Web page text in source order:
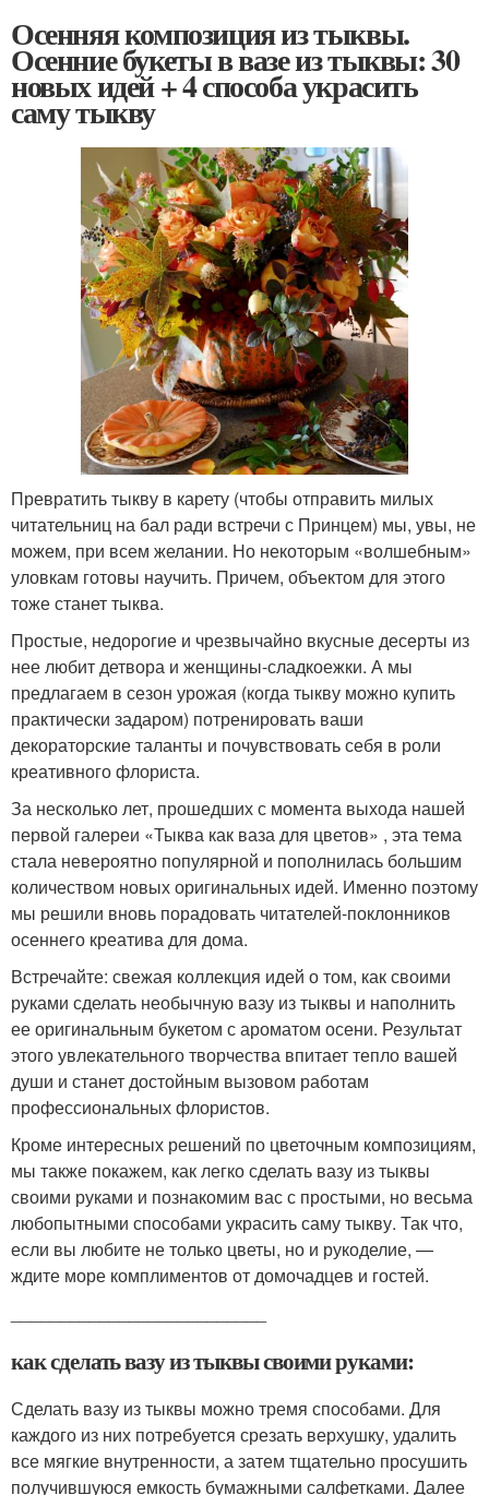
Осенняя композиция из тыквы.
Осенние букеты в вазе из тыквы: 30
новых идей + 4 способа украсить
саму тыкву
Превратить тыкву в карету (чтобы отправить милых
читательниц на бал ради встречи с Принцем) мы, увы, не
можем, при всем желании. Но некоторым «волшебным»
уловкам готовы научить. Причем, объектом для этого
тоже станет тыква.
Простые, недорогие и чрезвычайно вкусные десерты из
нее любит детвора и женщины-сладкоежки. А мы
предлагаем в сезон урожая (когда тыкву можно купить
практически задаром) потренировать ваши
декораторские таланты и почувствовать себя в роли
креативного флориста.
За несколько лет, прошедших с момента выхода нашей
первой галереи «Тыква как ваза для цветов» , эта тема
стала невероятно популярной и пополнилась большим
количеством новых оригинальных идей. Именно поэтому
мы решили вновь порадовать читателей-поклонников
осеннего креатива для дома.
Встречайте: свежая коллекция идей о том, как своими
руками сделать необычную вазу из тыквы и наполнить
ее оригинальным букетом с ароматом осени. Результат
этого увлекательного творчества впитает тепло вашей
души и станет достойным вызовом работам
профессиональных флористов.
Кроме интересных решений по цветочным композициям,
мы также покажем, как легко сделать вазу из тыквы
своими руками и познакомим вас с простыми, но весьма
любопытными способами украсить саму тыкву. Так что,
если вы любите не только цветы, но и рукоделие, —
ждите море комплиментов от домочадцев и гостей.
как сделать вазу из тыквы своими руками:
Сделать вазу из тыквы можно тремя способами. Для
каждого из них потребуется срезать верхушку, удалить
все мягкие внутренности, а затем тщательно просушить
получившуюся емкость бумажными салфетками. Далее